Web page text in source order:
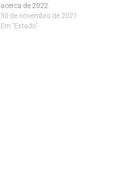
acerca de 2022
30 de novembro de 2021
Em "Estado"